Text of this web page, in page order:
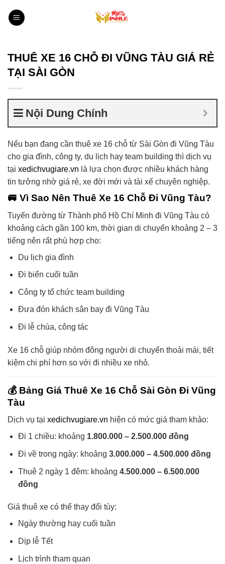
qua
THUÊ XE 16 CHỖ ĐI VŨNG TÀU GIÁ RẺ
TẠI SÀI GÒN
Nội Dung Chính
Nếu bạn đang cần thuê xe 16 chỗ từ Sài Gòn đi Vũng Tàu
cho gia đình, công ty, du lịch hay team building thì dịch vụ
tại xedichvugiare.vn là lựa chọn được nhiều khách hàng
tin tưởng nhờ giá rẻ, xe đời mới và tài xế chuyên nghiệp.
🚐 Vì Sao Nên Thuê Xe 16 Chỗ Đi Vũng Tàu?
Tuyến đường từ Thành phố Hồ Chí Minh đi Vũng Tàu có
khoảng cách gần 100 km, thời gian di chuyển khoảng 2 – 3
tiếng nên rất phù hợp cho:
Du lịch gia đình
Đi biển cuối tuần
Công ty tổ chức team building
Đưa đón khách sân bay đi Vũng Tàu
Đi lễ chùa, công tác
Xe 16 chỗ giúp nhóm đông người di chuyển thoải mái, tiết
kiệm chi phí hơn so với đi nhiều xe nhỏ.
💰 Bảng Giá Thuê Xe 16 Chỗ Sài Gòn Đi Vũng
Tàu
Dịch vụ tại xedichvugiare.vn hiện có mức giá tham khảo:
Đi 1 chiều: khoảng 1.800.000 – 2.500.000 đồng
Đi về trong ngày: khoảng 3.000.000 – 4.500.000 đồng
Thuê 2 ngày 1 đêm: khoảng 4.500.000 – 6.500.000
đồng
Giá thuê xe có thể thay đổi tùy:
Ngày thường hay cuối tuần
Dịp lễ Tết
Lịch trình tham quan